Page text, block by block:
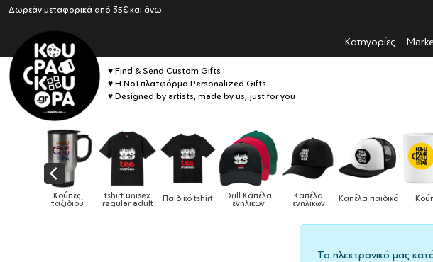
Δωρεάν μεταφορικά από 35€ και άνω.
Κατηγορίες
♥ Find & Send Custom Gifts
♥ Η No1 πλατφόρμα Personalized Gifts
♥ Designed by artists, made by us, just for you
Drill Καπέλα
ενηλίκων
Καπέλα
ενηλίκων Καπέλα παιδικά Κούπες Κούπες ειδικές Κούπες
χρωματιστές
Το ηλεκτρονικό μας